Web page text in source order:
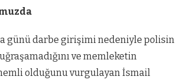
günü darbe girişimi nedeniyle polisin
ve memleketin
olduğunu vurgulayan İsmail